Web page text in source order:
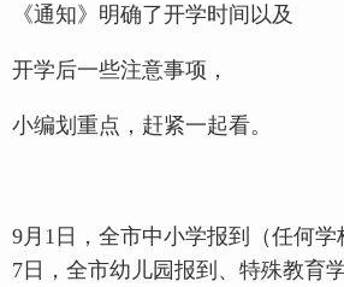
《通知》明确了开学时间以及
开学后一些注意事项，
小编划重点，赶紧一起看。
9月1日，全市中小学报到（任何学
7日，全市幼儿园报到、特殊教育